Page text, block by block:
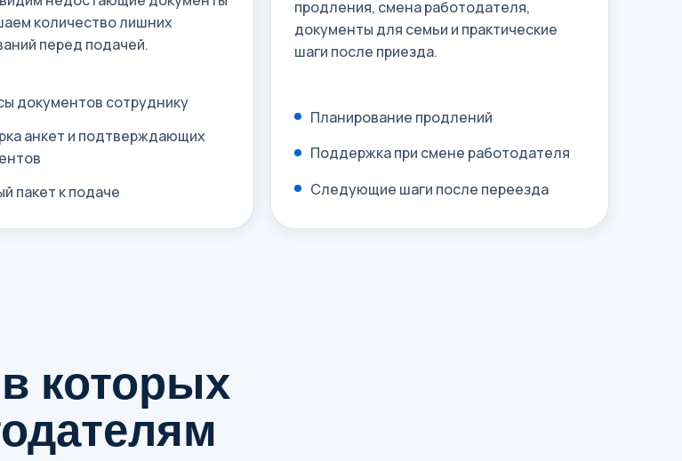
количество лишних
перед подачей.
документов сотруднику
анкет и подтверждающих
пакет к подаче
продления, смена работодателя,
документы для семьи и практические
шаги после приезда.
Планирование продлений
Поддержка при смене работодателя
Следующие шаги после переезда
которых